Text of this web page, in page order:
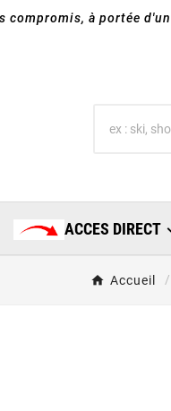
compromis, à portée
ACCES DIRECT
Accueil